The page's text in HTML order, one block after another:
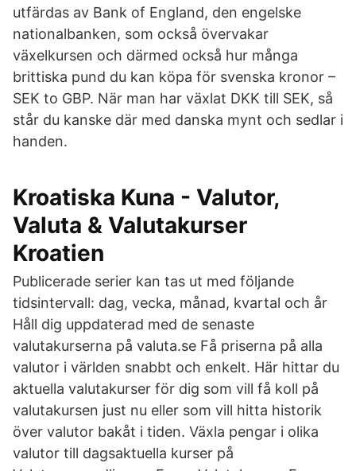
utfärdas av Bank of England, den engelske
nationalbanken, som också övervakar
växelkursen och därmed också hur många
brittiska pund du kan köpa för svenska kronor –
SEK to GBP. När man har växlat DKK till SEK, så
står du kanske där med danska mynt och sedlar i
handen.
Kroatiska Kuna - Valutor,
Valuta & Valutakurser
Kroatien
Publicerade serier kan tas ut med följande
tidsintervall: dag, vecka, månad, kvartal och år
Håll dig uppdaterad med de senaste
valutakurserna på valuta.se Få priserna på alla
valutor i världen snabbt och enkelt. Här hittar du
aktuella valutakurser för dig som vill få koll på
valutakursen just nu eller som vill hitta historik
över valutor bakåt i tiden. Växla pengar i olika
valutor till dagsaktuella kurser på